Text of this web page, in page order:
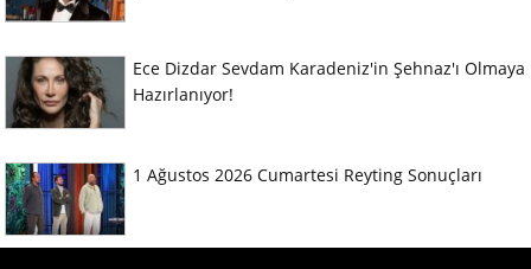
Ece Dizdar Sevdam Karadeniz'in Şehnaz'ı Olmaya
Hazırlanıyor!
1 Ağustos 2026 Cumartesi Reyting Sonuçları